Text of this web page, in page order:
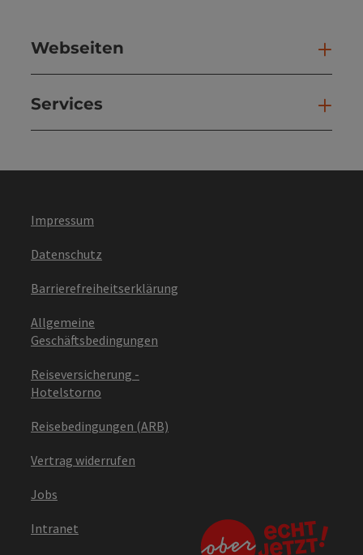
Webseiten
Services
Impressum
Datenschutz
Barrierefreiheitserklärung
Allgemeine
Geschäftsbedingungen
Reiseversicherung -
Hotelstorno
Reisebedingungen (ARB)
Vertrag widerrufen
Jobs
Intranet